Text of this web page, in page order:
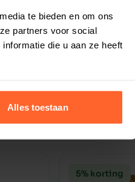
te bieden en om ons
partners voor social
die u aan ze heeft
Alles toestaan
5% korting